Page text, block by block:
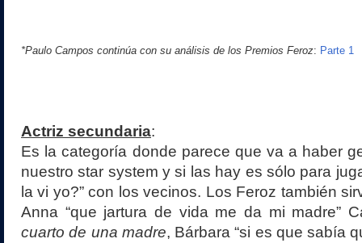
*Paulo Campos continúa con su análisis de los Premios Feroz: Parte 1
Actriz secundaria:
Es la categoría donde parece que va a haber
nuestro star system y si las hay es sólo para
la vi yo?” con los vecinos. Los Feroz también
Anna “que jartura de vida me da mi madre”
cuarto de una madre, Bárbara “si es que sabía